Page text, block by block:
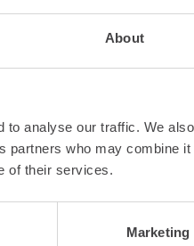
About
to analyse our traffic. We
partners who may combine it
of their services.
Marketing
SDS MAX
pituuksilla.
Ensimmäinen pv
Seuraavat pv
Alv 0 %